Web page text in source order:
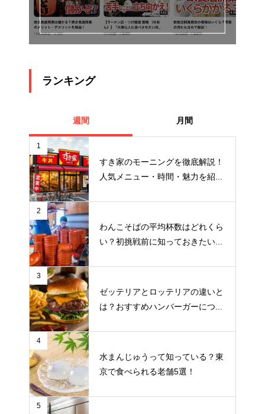
ランキング
週間 月間
1
すき家のモーニングを徹底解説！
人気メニュー・時間・魅力を紹...
2
わんこそばの平均杯数はどれくら
い？初挑戦前に知っておきたい...
3
ゼッテリアとロッテリアの違いと
は？おすすめハンバーガーにつ...
4
水まんじゅうって知っている？東
京で食べられる老舗5選！
5